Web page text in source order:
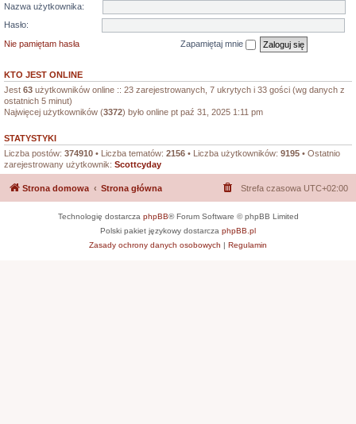
Nazwa użytkownika:
Hasło:
Nie pamiętam hasła
Zapamiętaj mnie
KTO JEST ONLINE
Jest 63 użytkowników online :: 23 zarejestrowanych, 7 ukrytych i 33 gości (wg danych z
ostatnich 5 minut)
Najwięcej użytkowników (3372) było online pt paź 31, 2025 1:11 pm
STATYSTYKI
Liczba postów: 374910 • Liczba tematów: 2156 • Liczba użytkowników: 9195 • Ostatnio
zarejestrowany użytkownik: Scottcyday
Strona domowa Strona główna Strefa czasowa UTC+02:00
Technologię dostarcza phpBB® Forum Software © phpBB Limited
Polski pakiet językowy dostarcza phpBB.pl
Zasady ochrony danych osobowych | Regulamin